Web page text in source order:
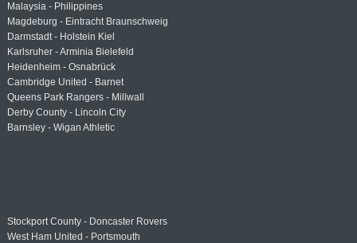
Malaysia - Philippines
Magdeburg - Eintracht Braunschweig
Darmstadt - Holstein Kiel
Karlsruher - Arminia Bielefeld
Heidenheim - Osnabrück
Cambridge United - Barnet
Queens Park Rangers - Millwall
Derby County - Lincoln City
Barnsley - Wigan Athletic
Stockport County - Doncaster Rovers
West Ham United - Portsmouth